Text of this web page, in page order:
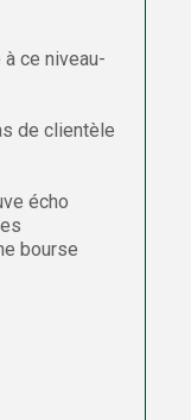
ce niveau-
de clientèle
écho
bourse